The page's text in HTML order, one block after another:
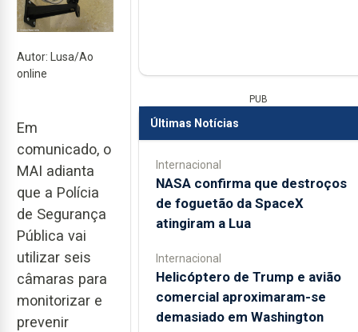
Autor: Lusa/Ao
online
Em
comunicado, o
MAI adianta
que a Polícia
de Segurança
Pública vai
utilizar seis
câmaras para
monitorizar e
prevenir
PUB
Últimas Notícias
Internacional
NASA confirma que destroços
de foguetão da SpaceX
atingiram a Lua
Internacional
Helicóptero de Trump e avião
comercial aproximaram-se
demasiado em Washington